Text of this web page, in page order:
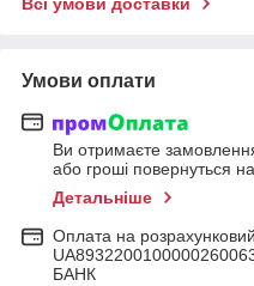
Умови оплати
Ви отримаєте
або гроші повернуться
Детальніше
Оплата на
БАНК